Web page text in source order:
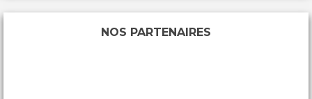
NOS PARTENAIRES